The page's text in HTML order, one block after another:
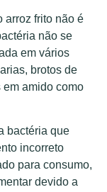
arroz frito não é
não se
em vários
brotos de
amido como
bactéria que
incorreto
para consumo,
devido a